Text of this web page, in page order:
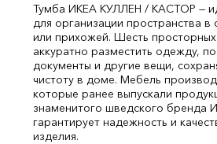
Тумба ИКЕА КУЛЛЕН / КАСТОР —
для организации пространства в
или прихожей. Шесть
аккуратно разместить одежду,
документы и другие вещи,
чистоту в доме. Мебель
которые ранее выпускали
знаменитого шведского бренда
гарантирует надежность и
изделия.